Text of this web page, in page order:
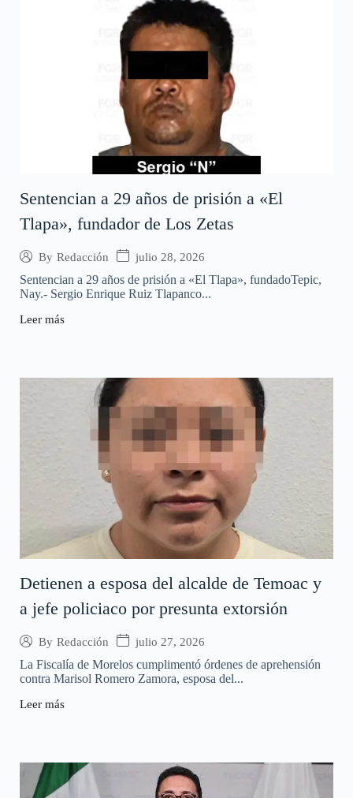
Sentencian a 29 años de prisión a «El
Tlapa», fundador de Los Zetas
By Redacción julio 28, 2026
Sentencian a 29 años de prisión a «El Tlapa», fundadoTepic,
Nay.- Sergio Enrique Ruiz Tlapanco...
Leer más
Detienen a esposa del alcalde de Temoac y
a jefe policiaco por presunta extorsión
By Redacción julio 27, 2026
La Fiscalía de Morelos cumplimentó órdenes de aprehensión
contra Marisol Romero Zamora, esposa del...
Leer más